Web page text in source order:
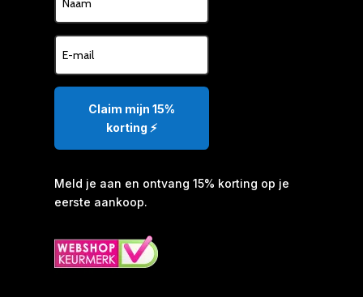
Claim mijn 15%
korting ⚡️
Meld je aan en ontvang 15% korting op je
eerste aankoop.